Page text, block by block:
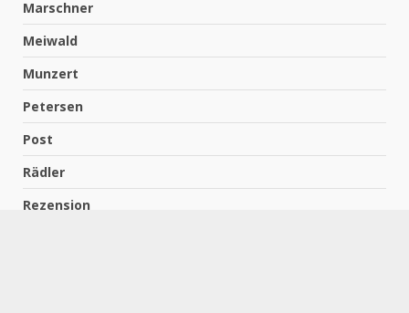
Marschner
Meiwald
Munzert
Petersen
Post
Rädler
Rezension